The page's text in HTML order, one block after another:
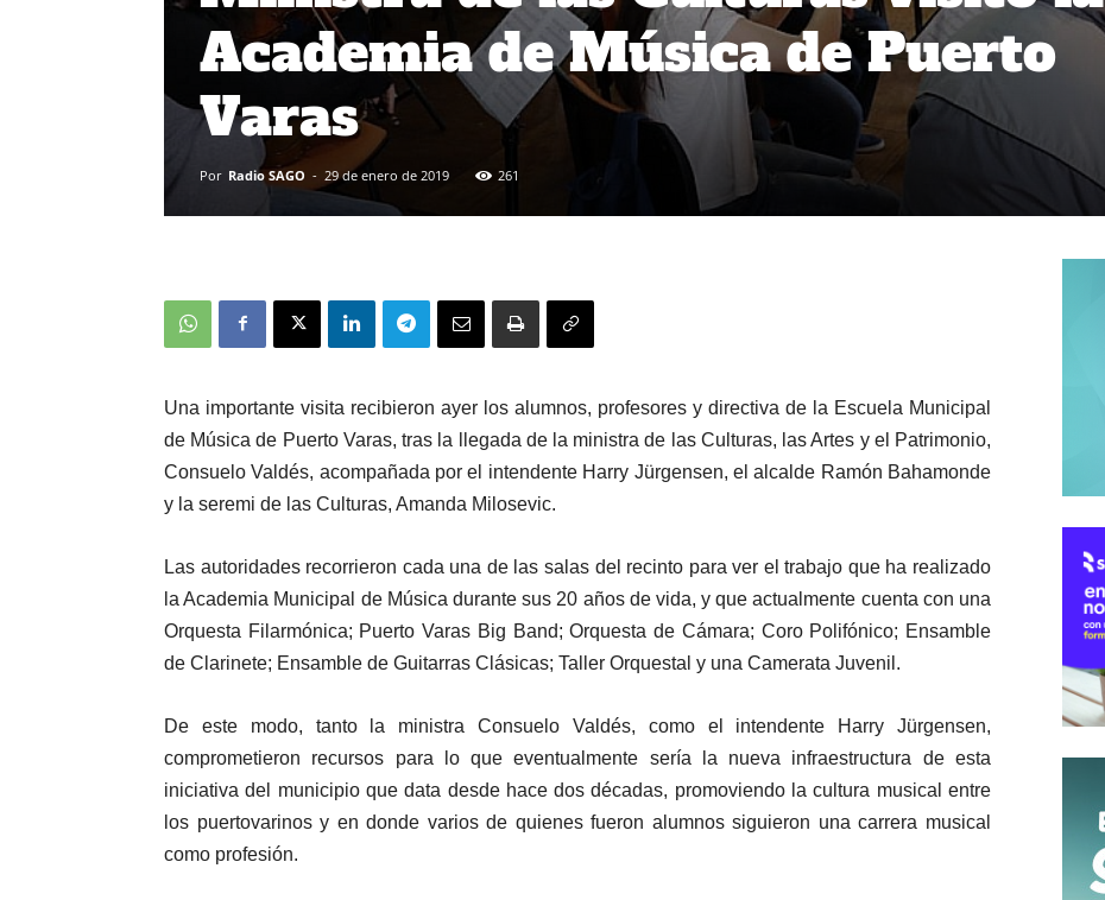
Academia de Música de Puerto
Varas
Por Radio SAGO - 29 de enero de 2019 261
Una importante visita recibieron ayer los alumnos, profesores y directiva de la Escuela Municipal
de Música de Puerto Varas, tras la llegada de la ministra de las Culturas, las Artes y el Patrimonio,
Consuelo Valdés, acompañada por el intendente Harry Jürgensen, el alcalde Ramón Bahamonde
y la seremi de las Culturas, Amanda Milosevic.
Las autoridades recorrieron cada una de las salas del recinto para ver el trabajo que ha realizado
la Academia Municipal de Música durante sus 20 años de vida, y que actualmente cuenta con una
Orquesta Filarmónica; Puerto Varas Big Band; Orquesta de Cámara; Coro Polifónico; Ensamble
de Clarinete; Ensamble de Guitarras Clásicas; Taller Orquestal y una Camerata Juvenil.
De este modo, tanto la ministra Consuelo Valdés, como el intendente Harry Jürgensen,
comprometieron recursos para lo que eventualmente sería la nueva infraestructura de esta
iniciativa del municipio que data desde hace dos décadas, promoviendo la cultura musical entre
los puertovarinos y en donde varios de quienes fueron alumnos siguieron una carrera musical
como profesión.